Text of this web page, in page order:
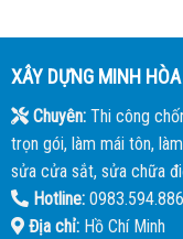
XÂY DỰNG MINH
Chuyên:Thi công
trọn gói, làm mái tôn,
sửa cửa sắt, sửa chữa
Hotline:0983.594.886
Địa chỉ:Hồ Chí Minh